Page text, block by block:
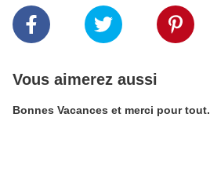
Vous aimerez aussi
Bonnes Vacances et merci pour tout.